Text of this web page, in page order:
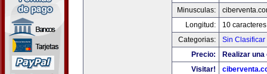
Minusculas:
Longitud:
10 caracteres
Categorias:
Sin Clasificar
Precio:
Realizar
Visitar!